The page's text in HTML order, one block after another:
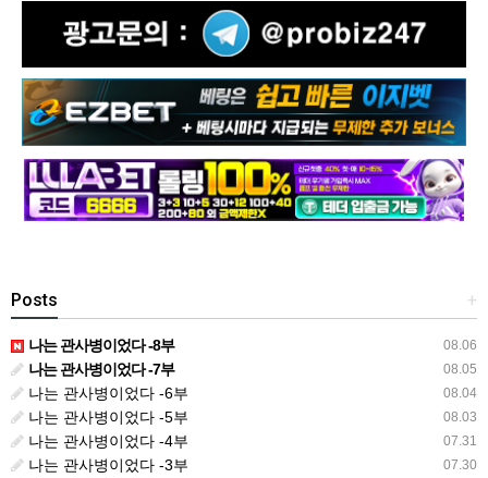
+
Posts
08.06
나는 관사병이었다 -8부
08.05
나는 관사병이었다 -7부
08.04
나는 관사병이었다 -6부
08.03
나는 관사병이었다 -5부
07.31
나는 관사병이었다 -4부
07.30
나는 관사병이었다 -3부